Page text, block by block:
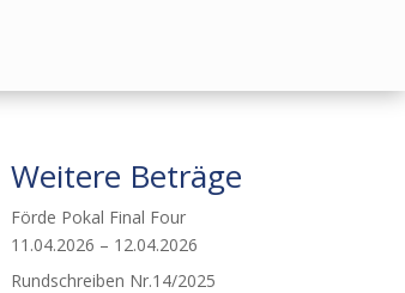
Weitere Beträge
Förde Pokal Final Four
11.04.2026 – 12.04.2026
Rundschreiben Nr.14/2025